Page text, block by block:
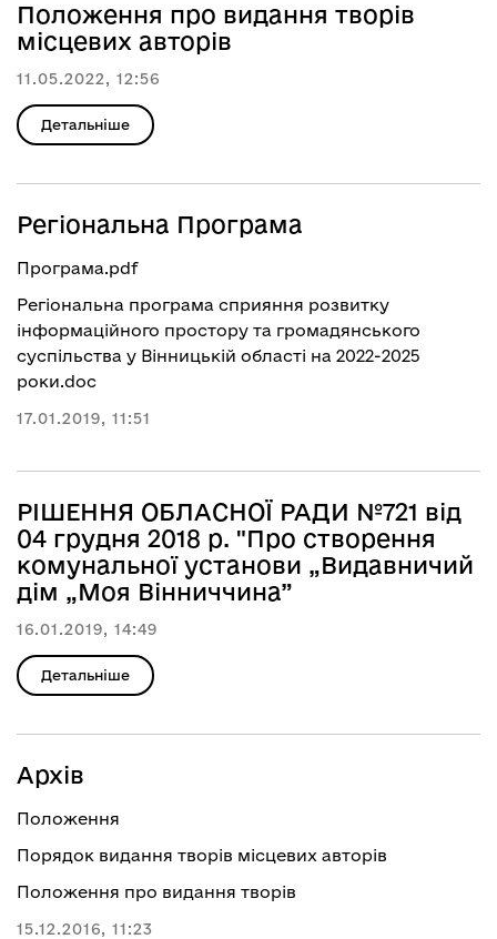
Положення про видання творів
місцевих авторів
11.05.2022, 12:56
Детальніше
Регіональна Програма
Програма.pdf
Регіональна програма сприяння розвитку
інформаційного простору та громадянського
суспільства у Вінницькій області на 2022-2025
роки.doc
17.01.2019, 11:51
РІШЕННЯ ОБЛАСНОЇ РАДИ №721 від
04 грудня 2018 р. "Про створення
комунальної установи „Видавничий
дім „Моя Вінниччина”
16.01.2019, 14:49
Детальніше
Архів
Положення
Порядок видання творів місцевих авторів
Положення про видання творів
15.12.2016, 11:23